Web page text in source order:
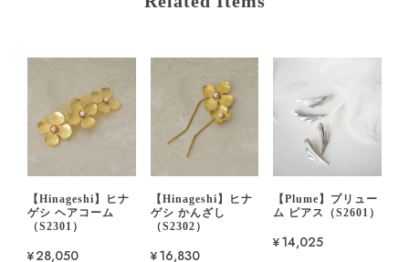
【Hinageshi】ヒナ
ゲシ ヘアコーム
（S2301）
¥28,050
【Hinageshi】ヒナ
ゲシ かんざし
（S2302）
¥16,830
【Plume】プリュー
ム ピアス（S2601）
¥14,025